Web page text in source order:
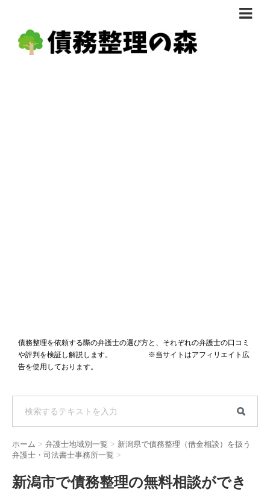
債務整理体験談
債務整理を依頼する際の弁護士の選び方と、それぞれの弁護士の口コミ
や評判を検証し解説します。 ※当サイトはアフィリエイト広
告を使用しております。
ホーム > 弁護士地域別一覧 > 新潟県で債務整理（借金相談）を扱う
弁護士・司法書士事務所一覧 >
新潟市で債務整理の無料相談ができ